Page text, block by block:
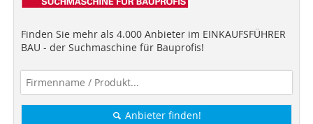
Finden Sie mehr als 4.000 Anbieter im EINKAUFSFÜHRER
BAU - der Suchmaschine für Bauprofis!
Anbieter finden!